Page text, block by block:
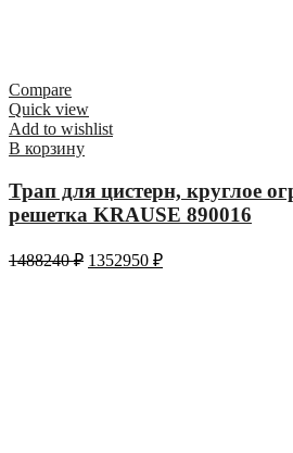
Compare
Quick view
Add to wishlist
В корзину
Трап для цистерн, круглое
решетка KRAUSE 890016
1488240₽ 1352950 ₽